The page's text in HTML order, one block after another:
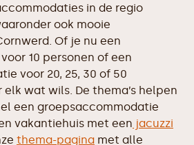
in de regio
ook mooie
Of je nu een
10 personen of een
voor 20, 25, 30 of 50
elk wat wils. De thema’s helpen
een groepsaccommodatie
vakantiehuis met een jacuzzi
thema-pagina met alle